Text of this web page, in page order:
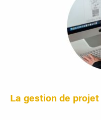
La gestion de projet